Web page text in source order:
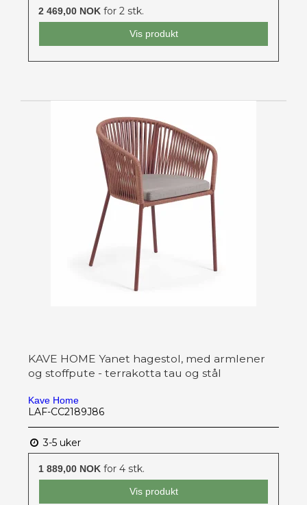
2 469,00 NOK for 2 stk.
Vis produkt
KAVE HOME Yanet hagestol, med armlener
og stoffpute - terrakotta tau og stål
Kave Home
LAF-CC2189J86
3-5 uker
1 889,00 NOK for 4 stk.
Vis produkt